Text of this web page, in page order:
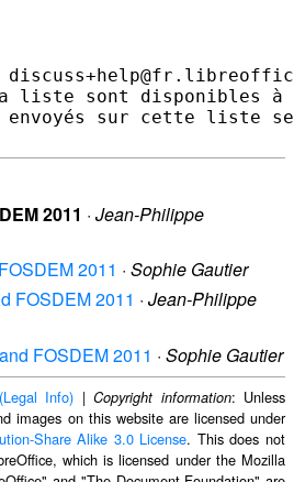
liste sont disponibles à
envoyés sur cette liste
2011 · Jean-Philippe
2011 · Sophie Gautier
FOSDEM 2011 · Jean-Philippe
FOSDEM 2011 · Sophie Gautier
Info) |Copyright information: Unless
images on this website are licensed under
Share Alike 3.0 License. This does not
which is licensed under the Mozilla